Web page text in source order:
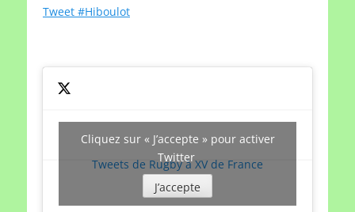
date
Tweet #Hiboulot
Tweets de Rugby à XV de France
Cliquez sur « J’accepte » pour activer
Twitter
J’accepte